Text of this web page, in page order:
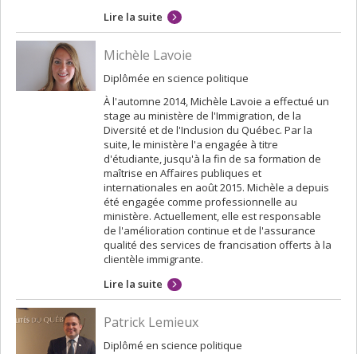
Lire la suite
Michèle Lavoie
Diplômée en science politique
À l'automne 2014, Michèle Lavoie a effectué un
stage au ministère de l'Immigration, de la
Diversité et de l'Inclusion du Québec. Par la
suite, le ministère l'a engagée à titre
d'étudiante, jusqu'à la fin de sa formation de
maîtrise en Affaires publiques et
internationales en août 2015. Michèle a depuis
été engagée comme professionnelle au
ministère. Actuellement, elle est responsable
de l'amélioration continue et de l'assurance
qualité des services de francisation offerts à la
clientèle immigrante.
Lire la suite
Patrick Lemieux
Diplômé en science politique